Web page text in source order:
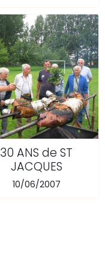
30 ANS de ST
JACQUES
10/06/2007